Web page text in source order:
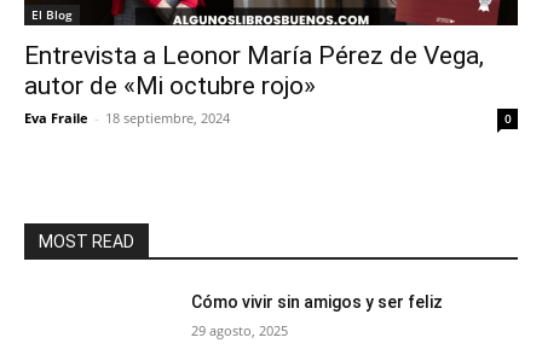
El Blog
Entrevista a Leonor María Pérez de Vega,
autor de «Mi octubre rojo»
Eva Fraile - 18 septiembre, 2024 0
MOST READ
Cómo vivir sin amigos y ser feliz
29 agosto, 2025